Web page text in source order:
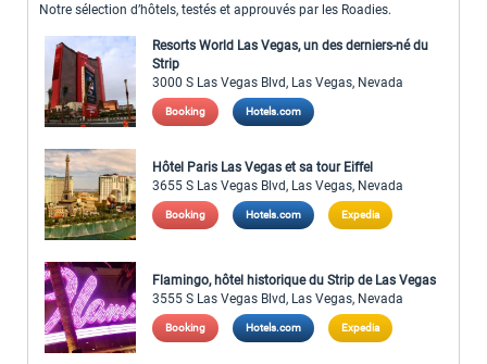
Notre sélection d’hôtels, testés et approuvés par les Roadies.
Resorts World Las Vegas, un des derniers-né du
Strip
3000 S Las Vegas Blvd, Las Vegas, Nevada
Booking Hotels.com
Hôtel Paris Las Vegas et sa tour Eiffel
3655 S Las Vegas Blvd, Las Vegas, Nevada
Booking Hotels.com Expedia
Flamingo, hôtel historique du Strip de Las Vegas
3555 S Las Vegas Blvd, Las Vegas, Nevada
Booking Hotels.com Expedia